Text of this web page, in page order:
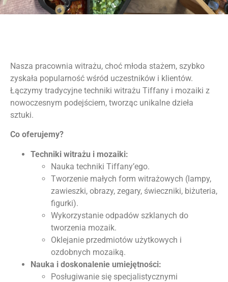
Nasza pracownia witrażu, choć młoda stażem, szybko
zyskała popularność wśród uczestników i klientów.
Łączymy tradycyjne techniki witrażu Tiffany i mozaiki z
nowoczesnym podejściem, tworząc unikalne dzieła
sztuki.
Co oferujemy?
Techniki witrażu i mozaiki:
Nauka techniki Tiffany’ego.
Tworzenie małych form witrażowych (lampy,
zawieszki, obrazy, zegary, świeczniki, biżuteria,
figurki).
Wykorzystanie odpadów szklanych do
tworzenia mozaik.
Oklejanie przedmiotów użytkowych i
ozdobnych mozaiką.
Nauka i doskonalenie umiejętności:
Posługiwanie się specjalistycznymi